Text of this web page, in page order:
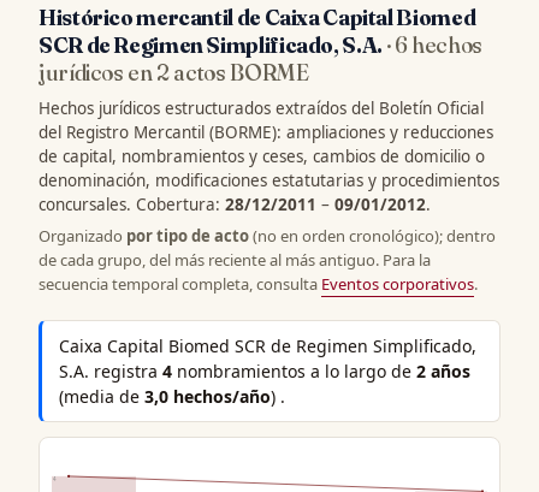
Histórico mercantil de Caixa Capital Biomed
SCR de Regimen Simplificado, S.A. · 6 hechos
jurídicos en 2 actos BORME
Hechos jurídicos estructurados extraídos del Boletín Oficial
del Registro Mercantil (BORME): ampliaciones y reducciones
de capital, nombramientos y ceses, cambios de domicilio o
denominación, modificaciones estatutarias y procedimientos
concursales. Cobertura: 28/12/2011 – 09/01/2012.
Organizado por tipo de acto(no en orden cronológico); dentro
de cada grupo, del más reciente al más antiguo. Para la
secuencia temporal completa, consulta Eventos corporativos.
Caixa Capital Biomed SCR de Regimen Simplificado,
S.A. registra4 nombramientos a lo largo de2 años
(media de3,0 hechos/año) .
4